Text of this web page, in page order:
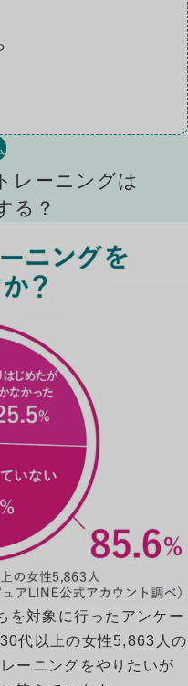
レーニングは
る？
を対象に行ったアンケー
代以上の女性5,863人の
ーニングをやりたいが